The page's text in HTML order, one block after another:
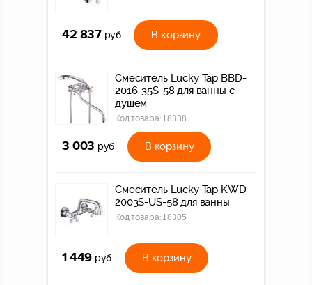
42 837 руб В корзину
Смеситель Lucky Tap BBD-
2016-35S-58 для ванны с
душем
Код товара: 18338
3 003 руб В корзину
Смеситель Lucky Tap KWD-
2003S-US-58 для ванны
Код товара: 18305
1 449 руб В корзину